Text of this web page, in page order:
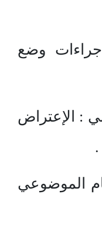
وضع
: الإعتراض
الموضوعي